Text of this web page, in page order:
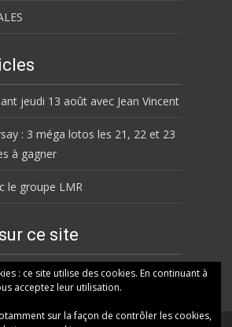
jeudi 13 août avec Jean Vincent
: 3 méga lotos les 21, 22 et 23
à gagner
le groupe LMR
ce site
: ce site utilise des cookies. En continuant à
acceptez leur utilisation.
sur la façon de contrôler les cookies,